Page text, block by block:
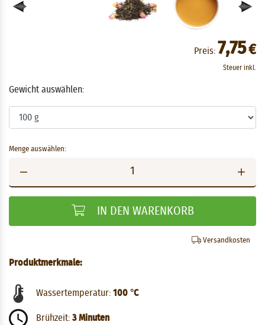
Preis: 7,75€
Steuer inkl.
Gewicht auswählen:
Menge auswählen:
IN DEN WARENKORB
Versandkosten
Produktmerkmale:
Wassertemperatur: 100 °C
Brühzeit: 3 Minuten